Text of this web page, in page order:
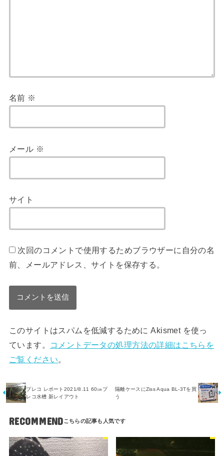
名前 ※
メール ※
サイト
次回のコメントで使用するためブラウザーに自分の名
前、メールアドレス、サイトを保存する。
このサイトはスパムを低減するために Akismet を使っ
ています。
コメントデータの処理方法の詳細はこちらを
ご覧ください。
プレコ レポート2021/8.11 60㎝プ
レコ水槽 新レイアウト
隔離ケースにZiss Aqua BL-3Tを買
う
RECOMMEND